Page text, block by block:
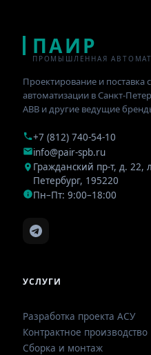
ПАИР
ПРОМЫШЛЕННАЯ
Проектирование и
автоматизации в Санкт-
ABB и другие ведущие
+7 (812) 740-54-10
info@pair-spb.ru
Гражданский пр-т, д. 22,
Петербург, 195220
Пн–Пт: 9:00–18:00
УСЛУГИ
Разработка проекта АСУ
Контрактное производство
Сборка и монтаж